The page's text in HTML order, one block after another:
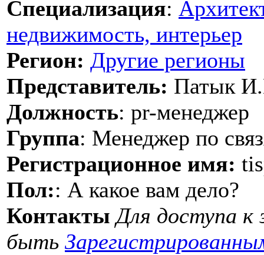
Специализация:
недвижимость, интерьер
Регион: Другие регионы
Представитель: Патык
Должность: pr-менеджер
Группа: Менеджер по
Регистрационное имя:
Пол:: А какое вам дело?
Контакты Для доступа к
быть